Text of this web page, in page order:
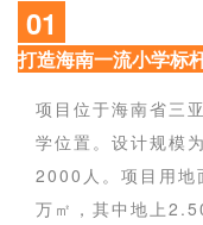
01
打造海南一流小学标
项目位于海南省三
学位置。设计规模
2000人。项目用
万㎡，其中地上